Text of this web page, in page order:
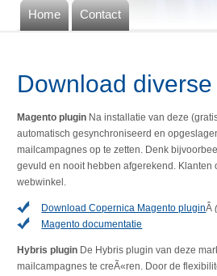
Home Contact
Download
Magento plugin Na installatie van deze
automatisch gesynchroniseerd en
mailcampagnes op te zetten. Denk
gevuld en nooit hebben afgerekend.
webwinkel.
Download Copernica Magento pluginÂ
Magento documentatie
Hybris plugin De Hybris plugin van deze
mailcampagnes te creÃ«ren. Door de